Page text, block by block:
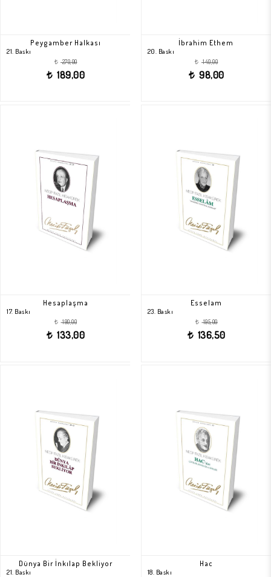
Peygamber Halkası
21. Baskı
t
270,00
t
189,00
İbrahim Ethem
20. Baskı
t
140,00
t
98,00
Hesaplaşma
17. Baskı
t
190,00
t
133,00
Esselam
23. Baskı
t
195,00
t
136,50
Dünya Bir İnkılap Bekliyor
21. Baskı
Hac
18. Baskı